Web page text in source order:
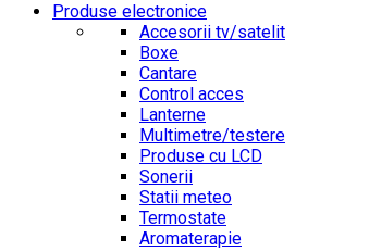
Produse electronice
Accesorii tv/satelit
Boxe
Cantare
Control acces
Lanterne
Multimetre/testere
Produse cu LCD
Sonerii
Statii meteo
Termostate
Aromaterapie